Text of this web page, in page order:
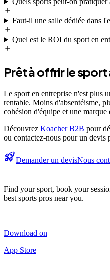
Faut-il une salle dédiée dans
Quel est le ROI du sport en
Prêt à offrir le sport
Le sport en entreprise n'est plus
rentable. Moins d'absentéisme,
cohésion d'équipe et une
Découvrez Koacher B2B pour
ou contactez-nous pour un devis
rocket_launchDemander un devisNous
Find your sport, book your
best sports pros near you.
Download on
App Store